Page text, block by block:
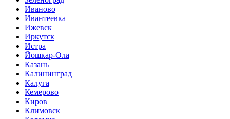
Иваново
Ивантеевка
Ижевск
Иркутск
Истра
Йошкар-Ола
Казань
Калининград
Калуга
Кемерово
Киров
Климовск